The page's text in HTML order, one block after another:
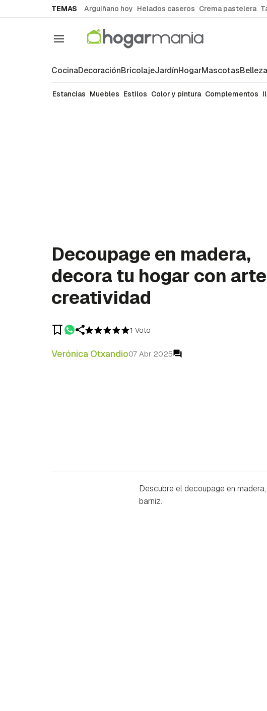
TEMAS Arguiñano hoy Helados caseros Crema pastelera
Navegación
CocinaDecoraciónBricolajeJardínHogarMascotasBelleza
Manualidades
Estancias Muebles Estilos Color y pintura Complementos
Decoupage en madera,
decora tu hogar con
creatividad
1 Voto
Verónica Otxandio07 Abr 2025
Descubre el decoupage en
barniz.